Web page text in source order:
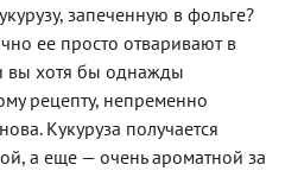
запеченную в фольге?
ее просто отваривают в
вы хотя бы однажды
рецепту, непременно
Кукуруза получается
а еще — очень ароматной за